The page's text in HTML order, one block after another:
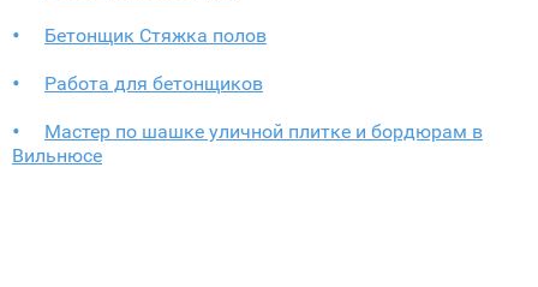
Бетонщик Стяжка полов
Работа для бетонщиков
Мастер по шашке уличной плитке и бордюрам в
Вильнюсе